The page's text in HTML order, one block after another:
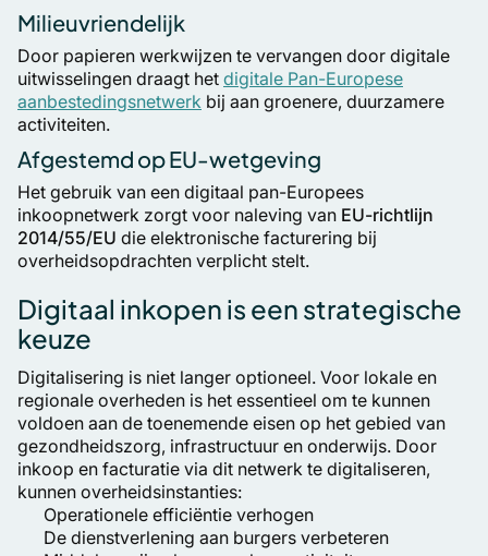
Milieuvriendelijk
Door papieren werkwijzen te vervangen door digitale
uitwisselingen draagt het digitale Pan-Europese
aanbestedingsnetwerk bij aan groenere, duurzamere
activiteiten.
Afgestemd op EU-wetgeving
Het gebruik van een digitaal pan-Europees
inkoopnetwerk zorgt voor naleving van EU-richtlijn
2014/55/EU die elektronische facturering bij
overheidsopdrachten verplicht stelt.
Digitaal inkopen is een strategische
keuze
Digitalisering is niet langer optioneel. Voor lokale en
regionale overheden is het essentieel om te kunnen
voldoen aan de toenemende eisen op het gebied van
gezondheidszorg, infrastructuur en onderwijs. Door
inkoop en facturatie via dit netwerk te digitaliseren,
kunnen overheidsinstanties:
Operationele efficiëntie verhogen
De dienstverlening aan burgers verbeteren